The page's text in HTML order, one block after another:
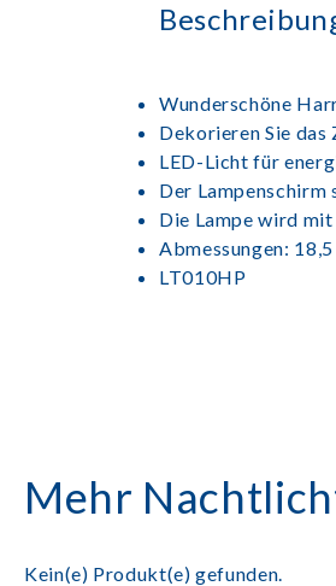
Wunderschöne
Dekorieren Sie
LED-Licht für
Der
Die Lampe wird
Abmessungen:
LT010HP
Mehr
Kein(e) Produkt(e) gefunden.